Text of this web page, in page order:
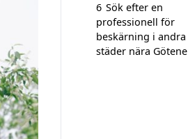
6 Sök efter en
professionell för
beskärning i andra
städer nära Götene